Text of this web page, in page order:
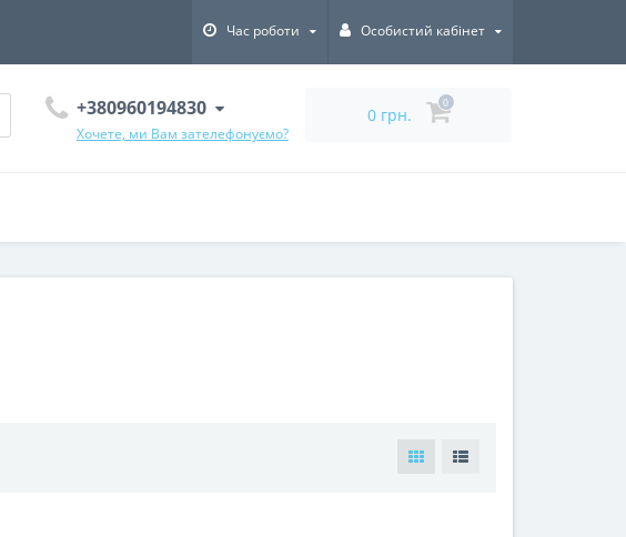
Час роботи Особистий кабінет
+380960194830
Хочете, ми Вам зателефонуємо?
0 грн.
0